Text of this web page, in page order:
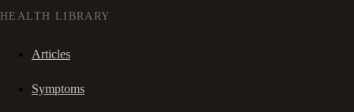
HEALTH LIBRARY
Articles
Symptoms